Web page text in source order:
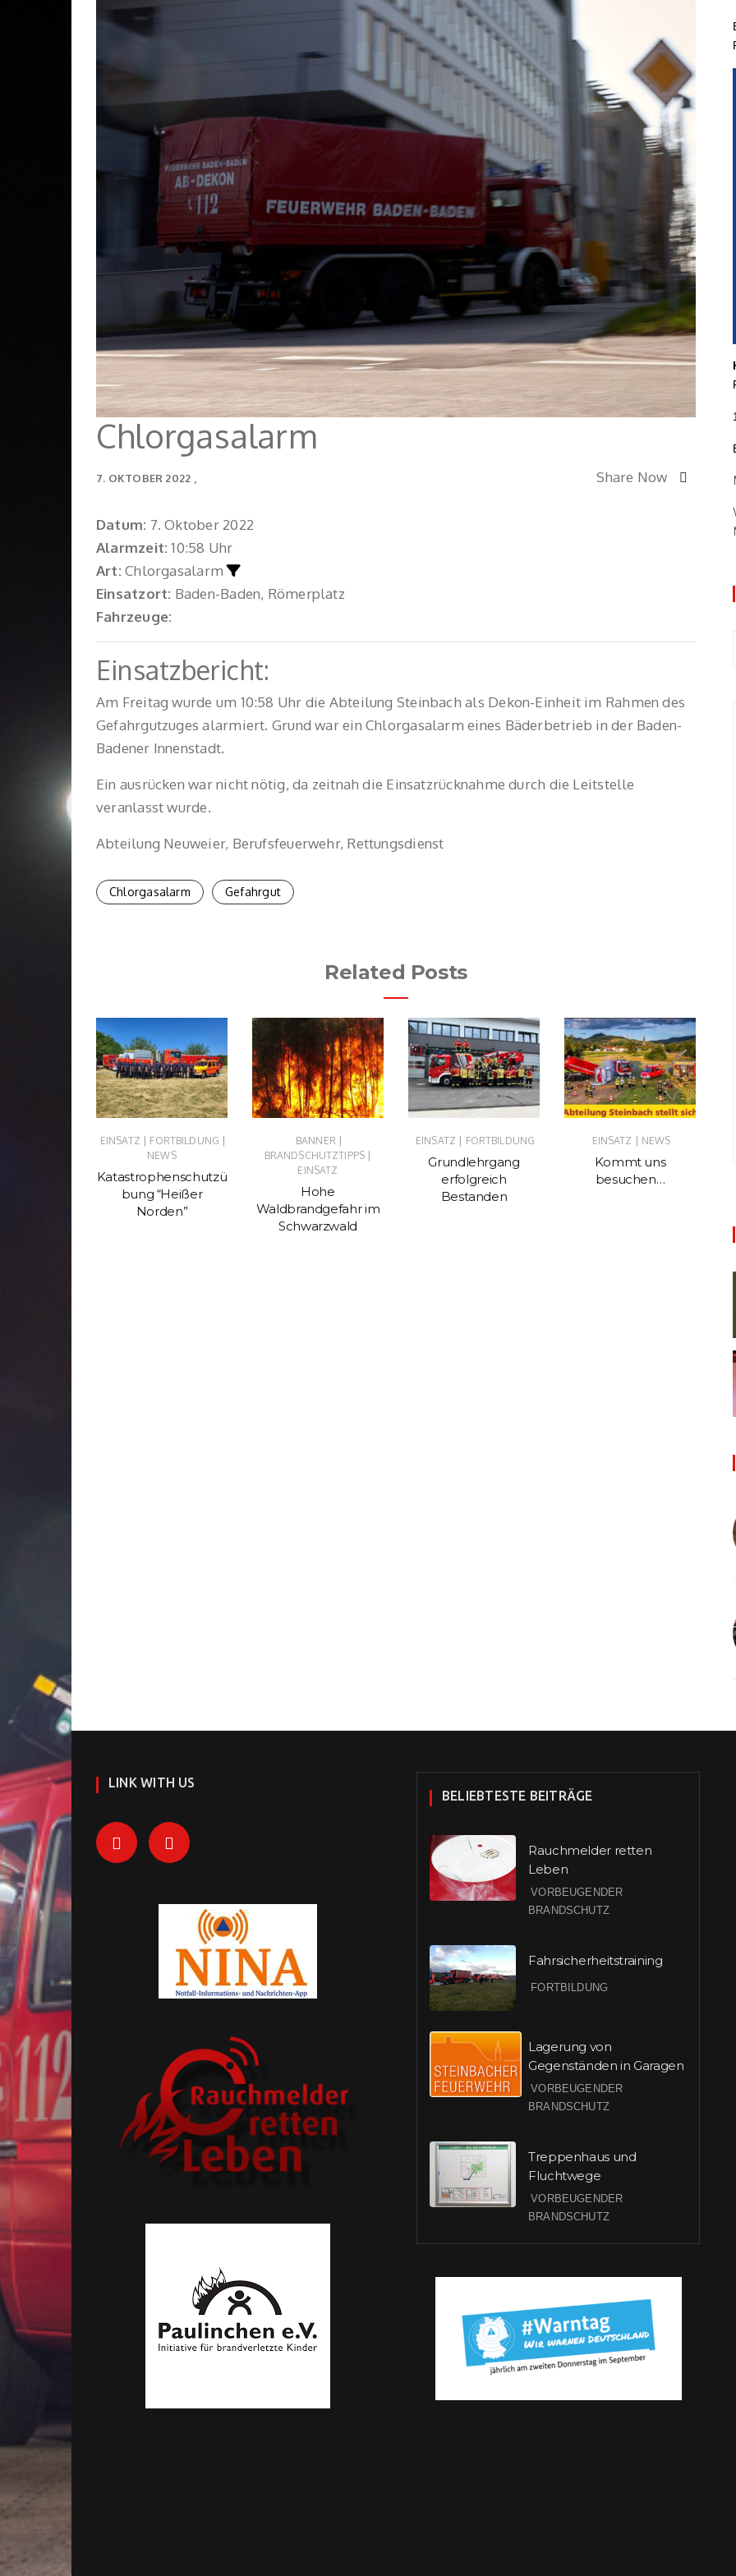
Planspiel
Führungsgruppe
Führungsassistent
Einsatzabschnittsleiter
Geschichtliches
Löschgeräte der
Steinbacher Feuerwehr
Stadt Steinbach
Kommandanten
Mitgliederwerbung
Entdecke Eine Neue
Faszinierende Welt In
Steinbach
Voraussetzungen
Kindergruppe
Jugendgruppe Aktivitäten &
Chlorgasalarm
7. OKTOBER 2022 Share Now
Datum: 7. Oktober 2022
Alarmzeit:10:58 Uhr
Art:Chlorgasalarm
Einsatzort: Baden-Baden, Römerplatz
Fahrzeuge:
Einsatzbericht:
Am Freitag wurde um 10:58 Uhr die Abteilung Steinbach als Dekon-Einheit im Rahmen des
Gefahrgutzuges alarmiert. Grund war ein Chlorgasalarm eines Bäderbetrieb in der Baden-
Badener Innenstadt.
Ein ausrücken war nicht nötig, da zeitnah die Einsatzrücknahme durch die Leitstelle
veranlasst wurde.
Abteilung Neuweier, Berufsfeuerwehr, Rettungsdienst
Chlorgasalarm Gefahrgut
Related Posts
EINSATZ | FORTBILDUNG |
NEWS
Katastrophenschutzü
bung “Heißer
Norden”
BANNER |
BRANDSCHUTZTIPPS |
EINSATZ
Hohe
Waldbrandgefahr im
Schwarzwald
EINSATZ | FORTBILDUNG
Grundlehrgang
erfolgreich
Bestanden
EINSATZ | NEWS
Kommt uns
besuchen…
LINK WITH US
BELIEBTESTE BEITRÄGE
Rauchmelder retten
Leben
VORBEUGENDER
BRANDSCHUTZ
Fahrsicherheitstraining
FORTBILDUNG
Lagerung von
Gegenständen in Garagen
VORBEUGENDER
BRANDSCHUTZ
Treppenhaus und
Fluchtwege
VORBEUGENDER
BRANDSCHUTZ